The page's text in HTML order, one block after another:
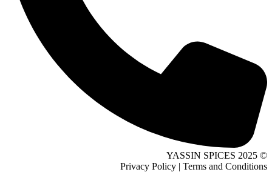
© 2025 YASSIN SPICES
Privacy Policy | Terms and Conditions